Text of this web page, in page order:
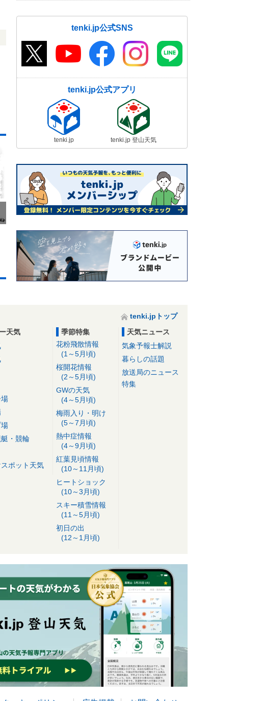
tenki.jp公式SNS
tenki.jp公式アプリ
tenki.jp tenki.jp 登山天気
tenki.jpトップ
天気
・競輪
ポット天気
季節特集
花粉飛散情報
(1～5月頃)
桜開花情報
(2～5月頃)
GWの天気
(4～5月頃)
梅雨入り・明け
(5～7月頃)
熱中症情報
(4～9月頃)
紅葉見頃情報
(10～11月頃)
ヒートショック
(10～3月頃)
スキー積雪情報
(11～5月頃)
初日の出
(12～1月頃)
天気ニュース
気象予報士解説
暮らしの話題
放送局のニュース
特集